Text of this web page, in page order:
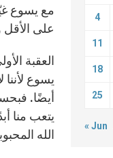
مع يسوع
على الأقل
العقبة
يسوع
يتعب منا
الله
4
11
18
25
« Jun